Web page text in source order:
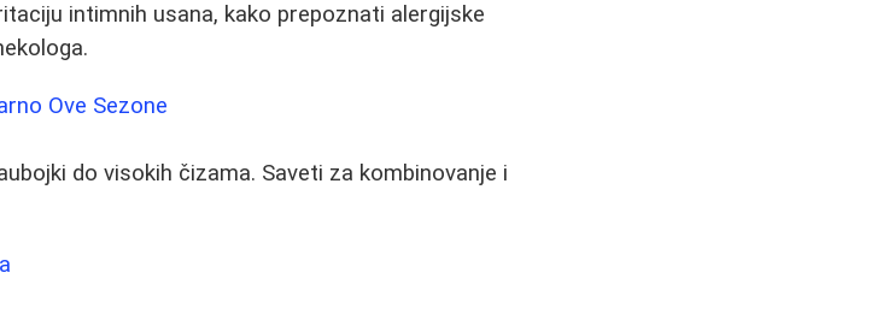
intimnih usana, kako prepoznati alergijske
Ove Sezone
do visokih čizama. Saveti za kombinovanje i